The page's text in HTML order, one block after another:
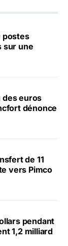
postes
sur une
des euros
dénonce
de 11
vers Pimco
pendant
1,2 milliard